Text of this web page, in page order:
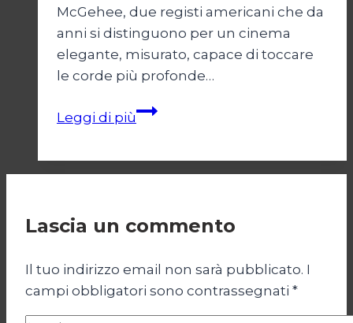
McGehee, due registi americani che da
anni si distinguono per un cinema
elegante, misurato, capace di toccare
le corde più profonde…
Leggi di piùL’amico
Lascia un commento
Il tuo indirizzo email non sarà pubblicato. I
campi obbligatori sono contrassegnati *